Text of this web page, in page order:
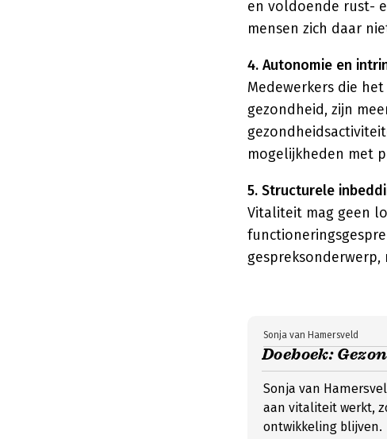
en voldoende rust-
mensen zich daar
4. Autonomie en
Medewerkers die
gezondheid, zijn
mogelijkheden met
5. Structurele
Vitaliteit mag geen
Doeboek:
Sonja van Hamersveld
Sonja van
aan vitaliteit werkt,
ontwikkeling blijven.